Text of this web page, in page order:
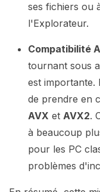
ses fichiers ou
l'Explorateur.
Compatibilité
tournant sous
est importante.
de prendre en
AVX et AVX2.
à beaucoup
pour les PC
problèmes